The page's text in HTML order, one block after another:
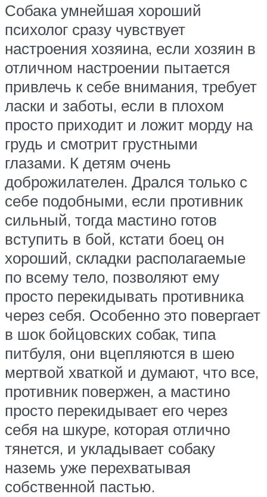
Собака умнейшая хороший
психолог сразу чувствует
настроения хозяина, если хозяин в
отличном настроении пытается
привлечь к себе внимания, требует
ласки и заботы, если в плохом
просто приходит и ложит морду на
грудь и смотрит грустными
глазами. К детям очень
доброжилателен. Дрался только с
себе подобными, если противник
сильный, тогда мастино готов
вступить в бой, кстати боец он
хороший, складки располагаемые
по всему тело, позволяют ему
просто перекидывать противника
через себя. Особенно это повергает
в шок бойцовских собак, типа
питбуля, они вцепляются в шею
мертвой хваткой и думают, что все,
противник повержен, а мастино
просто перекидывает его через
себя на шкуре, которая отлично
тянется, и укладывает собаку
наземь уже перехватывая
собственной пастью.